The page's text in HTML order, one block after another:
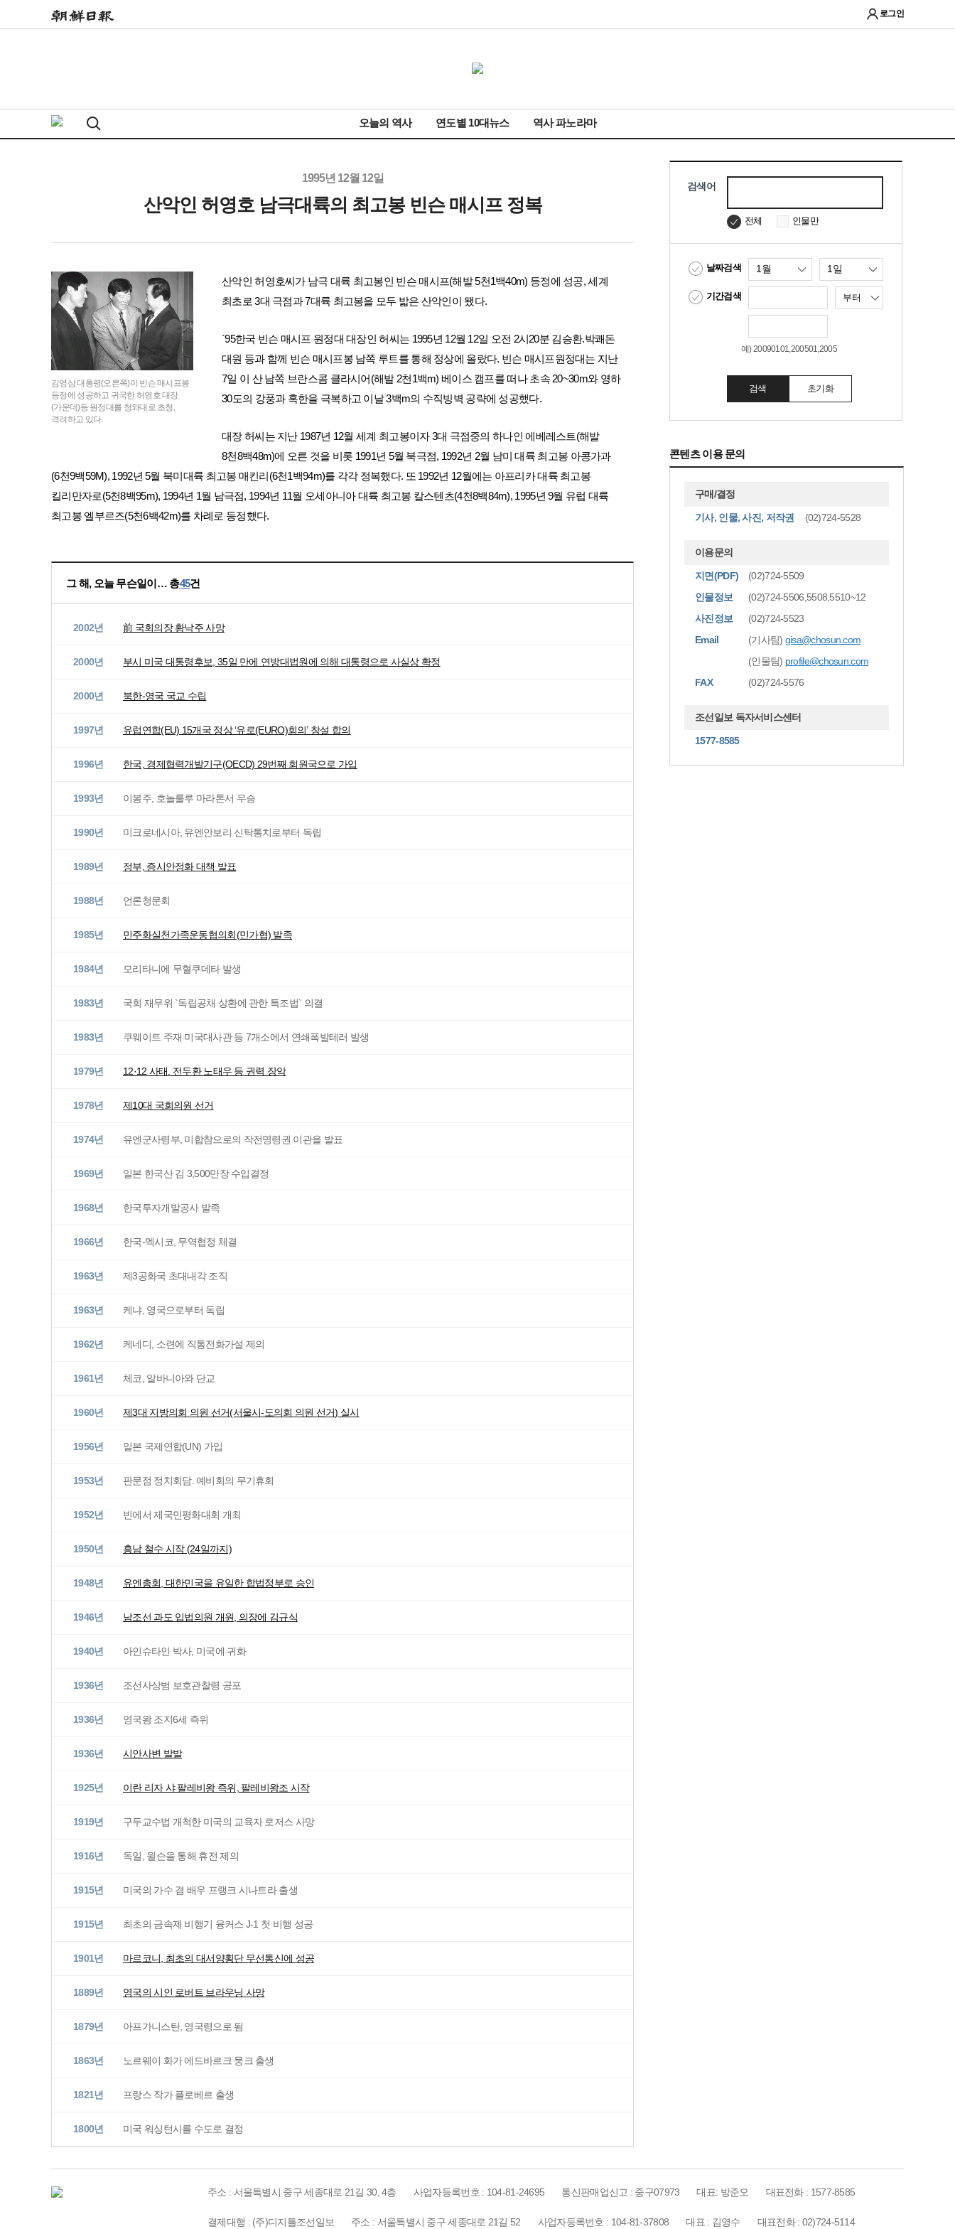
로그인
오늘의 역사 연도별 10대뉴스 역사 파노라마
1995년 12월 12일
산악인 허영호 남극대륙의 최고봉 빈슨 매시프 정복
김영삼 대통령(오른쪽)이 빈슨 매시프봉
등정에 성공하고 귀국한 허영호 대장
(가운데)등 원정대를 청와대로 초청,
격려하고 있다.
산악인 허영호씨가 남극 대륙 최고봉인 빈슨 매시프(해발 5천1백40m) 등정에 성공, 세계
최초로 3대 극점과 7대륙 최고봉을 모두 밟은 산악인이 됐다.
`95한국 빈슨 매시프 원정대 대장인 허씨는 1995년 12월 12일 오전 2시20분 김승환.박쾌돈
대원 등과 함께 빈슨 매시프봉 남쪽 루트를 통해 정상에 올랐다. 빈슨 매시프원정대는 지난
7일 이 산 남쪽 브란스콤 클라시어(해발 2천1백m) 베이스 캠프를 떠나 초속 20~30m와 영하
30도의 강풍과 혹한을 극복하고 이날 3백m의 수직빙벽 공략에 성공했다.
대장 허씨는 지난 1987년 12월 세계 최고봉이자 3대 극점중의 하나인 에베레스트(해발
8천8백48m)에 오른 것을 비롯 1991년 5월 북극점, 1992년 2월 남미 대륙 최고봉 아콩가과
(6천9백59M), 1992년 5월 북미대륙 최고봉 매킨리(6천1백94m)를 각각 정복했다. 또 1992년 12월에는 아프리카 대륙 최고봉
킬리만자로(5천8백95m), 1994년 1월 남극점, 1994년 11월 오세아니아 대륙 최고봉 칼스텐츠(4천8백84m), 1995년 9월 유럽 대륙
최고봉 엘부르즈(5천6백42m)를 차례로 등정했다.
그 해, 오늘 무슨일이… 총45건
2002년 前 국회의장 황낙주 사망
2000년 부시 미국 대통령후보, 35일 만에 연방대법원에 의해 대통령으로 사실상 확정
2000년 북한-영국 국교 수립
1997년 유럽연합(EU) 15개국 정상 ‘유로(EURO)회의’ 창설 합의
1996년 한국, 경제협력개발기구(OECD) 29번째 회원국으로 가입
1993년 이봉주, 호놀룰루 마라톤서 우승
1990년 미크로네시아, 유엔안보리 신탁통치로부터 독립
1989년 정부, 증시안정화 대책 발표
1988년 언론청문회
1985년 민주화실천가족운동협의회(민가협) 발족
1984년 모리타니에 무혈쿠데타 발생
1983년 국회 재무위 `독립공채 상환에 관한 특조법` 의결
1983년 쿠웨이트 주재 미국대사관 등 7개소에서 연쇄폭발테러 발생
1979년 12·12 사태. 전두환 노태우 등 권력 장악
1978년 제10대 국회의원 선거
1974년 유엔군사령부, 미합참으로의 작전명령권 이관을 발표
1969년 일본 한국산 김 3,500만장 수입결정
1968년 한국투자개발공사 발족
1966년 한국-멕시코, 무역협정 체결
1963년 제3공화국 초대내각 조직
1963년 케냐, 영국으로부터 독립
1962년 케네디, 소련에 직통전화가설 제의
1961년 체코, 알바니아와 단교
1960년 제3대 지방의회 의원 선거(서울시-도의회 의원 선거) 실시
1956년 일본 국제연합(UN) 가입
1953년 판문점 정치회담. 예비회의 무기휴회
1952년 빈에서 제국민평화대회 개최
1950년 흥남 철수 시작 (24일까지)
1948년 유엔총회, 대한민국을 유일한 합법정부로 승인
1946년 남조선 과도 입법의원 개원, 의장에 김규식
1940년 아인슈타인 박사, 미국에 귀화
1936년 조선사상범 보호관찰령 공포
1936년 영국왕 조지6세 즉위
1936년 시안사변 발발
1925년 이란 리자 샤 팔레비왕 즉위, 팔레비왕조 시작
1919년 구두교수법 개척한 미국의 교육자 로저스 사망
1916년 독일, 윌슨을 통해 휴전 제의
1915년 미국의 가수 겸 배우 프랭크 시나트라 출생
1915년 최초의 금속제 비행기 융커스 J-1 첫 비행 성공
1901년 마르코니, 최초의 대서양횡단 무선통신에 성공
1889년 영국의 시인 로버트 브라우닝 사망
1879년 아프가니스탄, 영국령으로 됨
1863년 노르웨이 화가 에드바르크 뭉크 출생
1821년 프랑스 작가 플로베르 출생
1800년 미국 워싱턴시를 수도로 결정
검색어
전체 인물만
날짜검색
기간검색
예) 20090101,200501,2005
검색 초기화
콘텐츠 이용 문의
구매/결정
기사, 인물, 사진, 저작권 (02)724-5528
이용문의
지면(PDF)
(02)724-5509
인물정보
(02)724-5506,5508,5510~12
사진정보
(02)724-5523
Email
(기사팀) gisa@chosun.com
(인물팀) profile@chosun.com
FAX
(02)724-5576
조선일보 독자서비스센터
1577-8585
주소 : 서울특별시 중구 세종대로 21길 30, 4층 사업자등록번호 : 104-81-24695 통신판매업신고 : 중구07973 대표: 방준오 대표전화 : 1577-8585
결제대행 : (주)디지틀조선일보 주소 : 서울특별시 중구 세종대로 21길 52 사업자등록번호 : 104-81-37808 대표 : 김영수 대표전화 : 02)724-5114